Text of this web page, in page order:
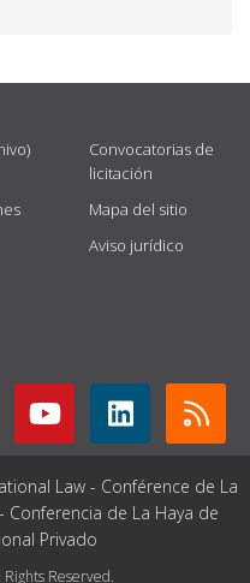
Convocatorias de
licitación
Mapa del sitio
Aviso jurídico
Law - Conférence de La
de La Haya de
Privado
Reserved.